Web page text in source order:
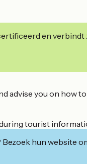
en
advise you on how
tourist
Bezoek hun website